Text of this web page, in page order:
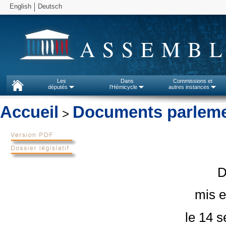
English Deutsch
Les
députés
Dans
l'Hémicycle
Commissions et
autres instances
Accueil > Documents
mis
le 14